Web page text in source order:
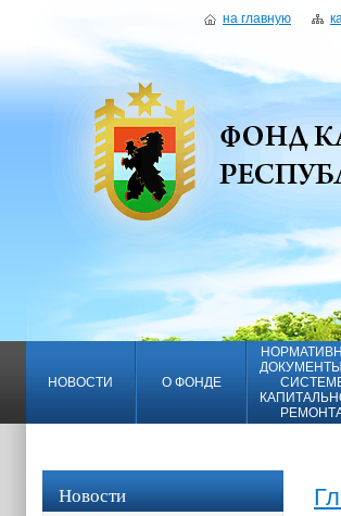
на главную
НОВОСТИ О ФОНДЕ
Новости